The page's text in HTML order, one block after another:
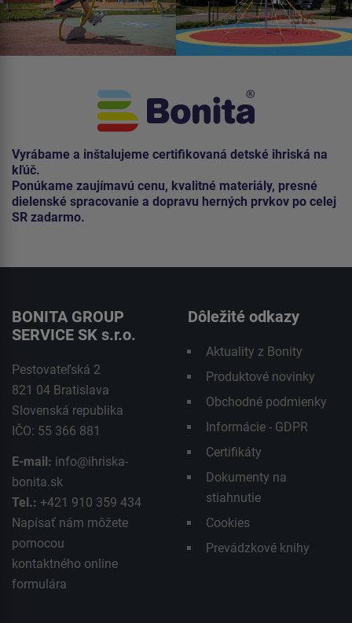
Vyrábame a inštalujeme certifikovaná detské ihriská na
kľúč.
Ponúkame zaujímavú cenu, kvalitné materiály, presné
dielenské spracovanie a dopravu herných prvkov po celej
SR zadarmo.
BONITA GROUP
SERVICE SK s.r.o.
Pestovateľská 2
821 04 Bratislava
Slovenská republika
IČO: 55 366 881
E-mail: info@ihriska-
bonita.sk
Tel.: +421 910 359 434
Napísať nám môžete
pomocou
kontaktného online
formulára
Dôležité odkazy
Aktuality z Bonity
Produktové novinky
Obchodné podmienky
Informácie - GDPR
Certifikáty
Dokumenty na
stiahnutie
Cookies
Prevádzkové knihy